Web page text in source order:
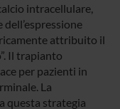
intracellulare,
attribuito il
Il trapianto
per pazienti in
La
questa strategia